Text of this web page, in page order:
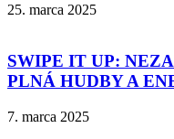
25. marca 2025
SWIPE IT UP:
PLNÁ HUDBY A
7. marca 2025